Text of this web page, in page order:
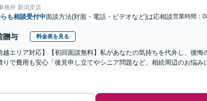
務所 新潟支店
も相談受付中面談方法(対面・電話・ビデオなど)は応相談営業時間：
贈与 料金表を見る
越エリア対応】【初回面談無料】私があなたの気持ちを代弁し、後
りで費用も安心「後見申し立てやシニア問題など、相続周辺のお悩み